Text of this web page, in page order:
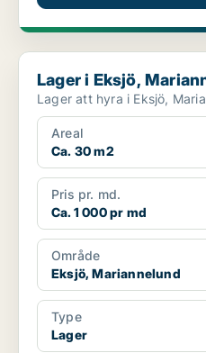
Lager i Eksjö, Mariannelund
Lager i Eksjö,
Lager att hyra i Eksjö,
Areal
Ca. 30 m2
Pris pr. md.
Ca. 1 000 pr md
Område
Eksjö, Mariannelund
Type
Lager